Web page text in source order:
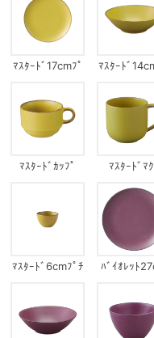
ﾏｽﾀｰﾄﾞ17cmﾌﾟ
ﾏｽﾀｰﾄﾞ
ﾏｽﾀｰﾄﾞｶｯﾌﾟ ﾏｽﾀｰﾄﾞﾏｸ
ﾏｽﾀｰﾄﾞ6cmﾌﾟﾁ
ﾊﾞｲｵﾚｯﾄ